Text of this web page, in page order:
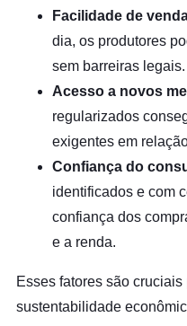
Facilidade de
dia, os produtores
sem barreiras legais.
Acesso a novos
regularizados
exigentes em
Confiança do
identificados e com
confiança dos
e a renda.
Esses fatores são
sustentabilidade